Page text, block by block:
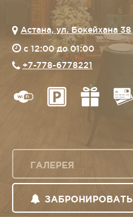
Астана, ул. Бокейхана 38
c 12:00 до 01:00
+7-778-6778221
ГАЛЕРЕЯ
ЗАБРОНИРОВАТЬ